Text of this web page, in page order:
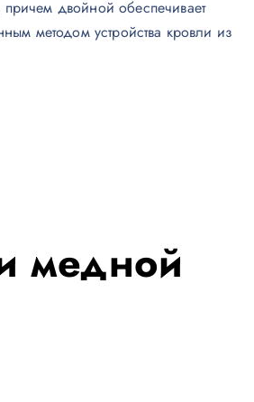
двойной обеспечивает
методом устройства кровли из
медной